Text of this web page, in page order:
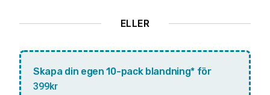
ELLER
Skapa din egen 10-pack blandning* för
399kr